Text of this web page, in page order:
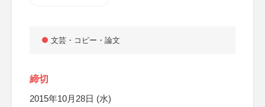
文芸・コピー・論文
締切
2015年10月28日 (水)